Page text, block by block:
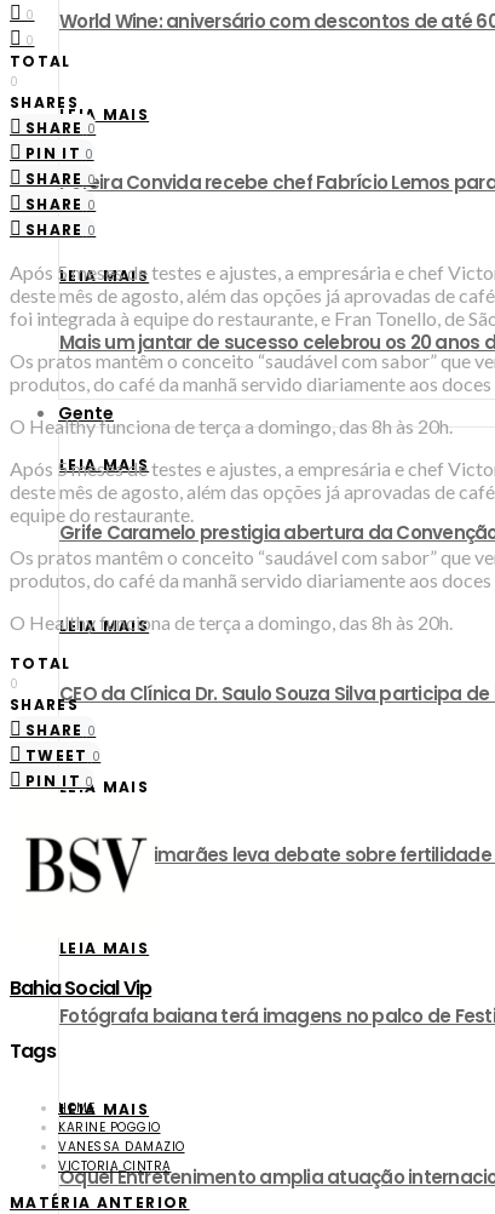
World Wine: aniversário com descontos de até
LEIA MAIS
Pereira Convida recebe chef Fabrício Lemos
LEIA MAIS
Mais um jantar de sucesso celebrou os 20 anos
Gente
LEIA MAIS
Grife Caramelo prestigia abertura da
LEIA MAIS
CEO da Clínica Dr. Saulo Souza Silva participa
LEIA MAIS
Zuleica Guimarães leva debate sobre
LEIA MAIS
Fotógrafa baiana terá imagens no palco de
LEIA MAIS
Oquei Entretenimento amplia atuação
0
0
TOTAL
0
SHARES
SHARE 0
PIN IT 0
SHARE 0
SHARE 0
SHARE 0
Após 5 meses de testes e ajustes, a empresária e chef
deste mês de agosto, além das opções já aprovadas de
foi integrada à equipe do restaurante, e Fran Tonello, de
Os pratos mantêm o conceito “saudável com sabor” que
produtos, do café da manhã servido diariamente aos
O Healthy funciona de terça a domingo, das 8h às 20h.
Após 5 meses de testes e ajustes, a empresária e chef
deste mês de agosto, além das opções já aprovadas de
equipe do restaurante.
Os pratos mantêm o conceito “saudável com sabor” que
produtos, do café da manhã servido diariamente aos
O Healthy funciona de terça a domingo, das 8h às 20h.
TOTAL
0
SHARES
SHARE 0
TWEET 0
PIN IT 0
Bahia Social Vip
Tags
HOME
KARINE POGGIO
VANESSA DAMAZIO
VICTORIA CINTRA
MATÉRIA ANTERIOR